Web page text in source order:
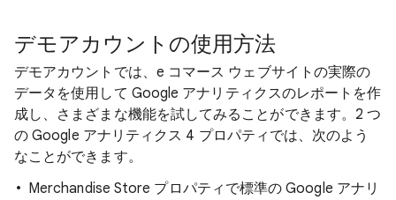
デモアカウントの使用方法
デモアカウントでは、e コマース ウェブサイトの実際の
データを使用して Google アナリティクスのレポートを作
成し、さまざまな機能を試してみることができます。2 つ
の Google アナリティクス 4 プロパティでは、次のよう
なことができます。
Merchandise Store プロパティで標準の Google アナリ